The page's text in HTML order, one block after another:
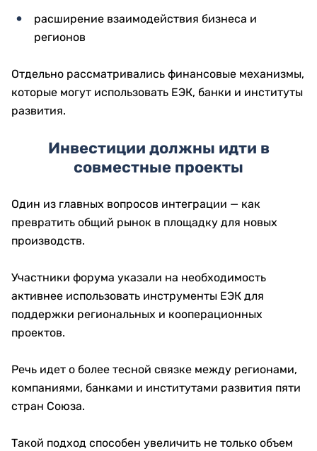
расширение взаимодействия бизнеса и
регионов
Отдельно рассматривались финансовые механизмы,
которые могут использовать ЕЭК, банки и институты
развития.
Инвестиции должны идти в
совместные проекты
Один из главных вопросов интеграции — как
превратить общий рынок в площадку для новых
производств.
Участники форума указали на необходимость
активнее использовать инструменты ЕЭК для
поддержки региональных и кооперационных
проектов.
Речь идет о более тесной связке между регионами,
компаниями, банками и институтами развития пяти
стран Союза.
Такой подход способен увеличить не только объем